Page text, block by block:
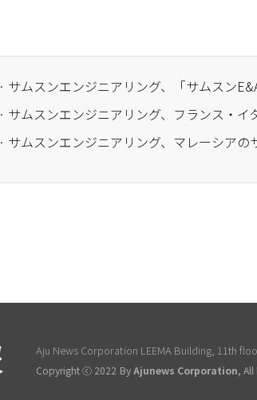
· サムスンエンジニアリング、「サムスン
Aju News Corporation LEEMA Building, 11th
Copyright ⓒ 2022 ByAjunews Corporation, All